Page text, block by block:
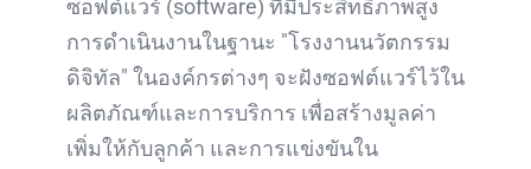
ซอฟต์แวร์ (software) ที่มีประสิทธิภาพสูง
การดำเนินงานในฐานะ "โรงงานนวัตกรรม
ดิจิทัล" ในองค์กรต่างๆ จะฝังซอฟต์แวร์ไว้ใน
ผลิตภัณฑ์และการบริการ เพื่อสร้างมูลค่า
เพิ่มให้กับลูกค้า และการแข่งขันใน